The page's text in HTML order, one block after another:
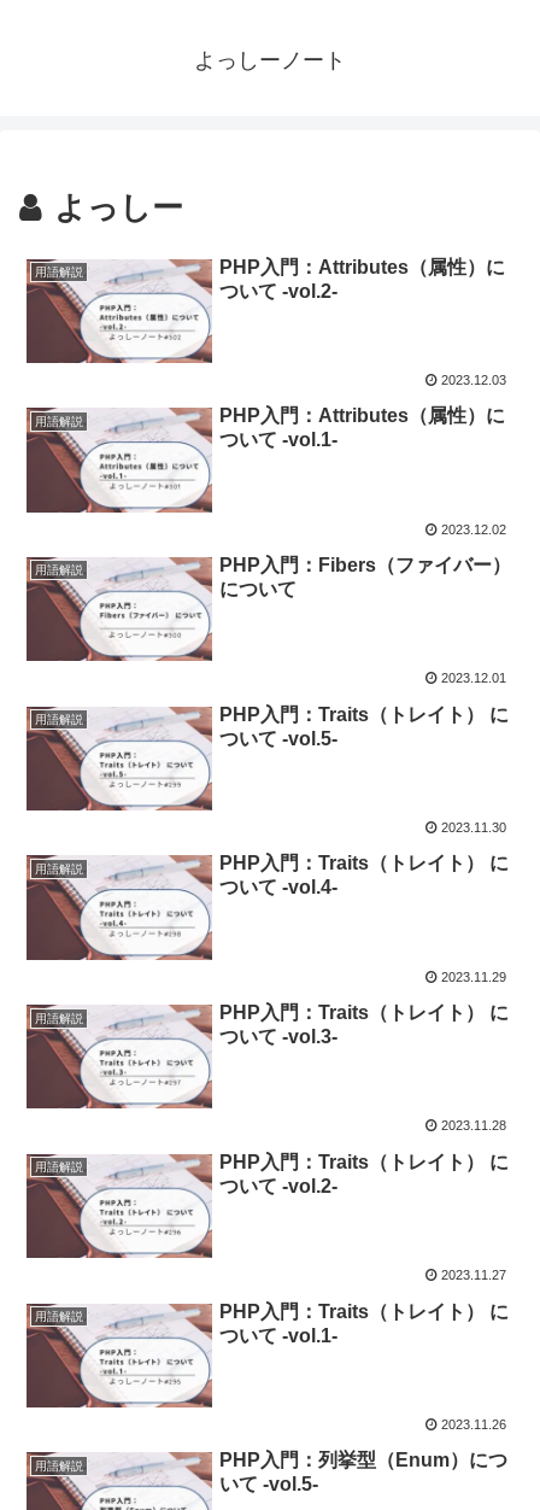
よっしーノート
よっしー
用語解説
PHP入門：Attributes（属性）に
ついて -vol.2-
2023.12.03
用語解説
PHP入門：Attributes（属性）に
ついて -vol.1-
2023.12.02
用語解説
PHP入門：Fibers（ファイバー）
について
2023.12.01
用語解説
PHP入門：Traits（トレイト） に
ついて -vol.5-
2023.11.30
用語解説
PHP入門：Traits（トレイト） に
ついて -vol.4-
2023.11.29
用語解説
PHP入門：Traits（トレイト） に
ついて -vol.3-
2023.11.28
用語解説
PHP入門：Traits（トレイト） に
ついて -vol.2-
2023.11.27
用語解説
PHP入門：Traits（トレイト） に
ついて -vol.1-
2023.11.26
用語解説
PHP入門：列挙型（Enum）につ
いて -vol.5-